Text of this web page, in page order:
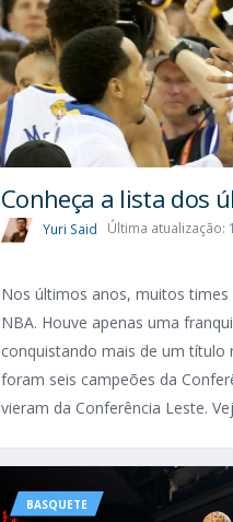
Conheça a lista dos
Yuri Said Última atualização:
Nos últimos anos, muitos
NBA. Houve apenas uma
conquistando mais de um título
foram seis campeões da
vieram da Conferência Leste.
BASQUETE